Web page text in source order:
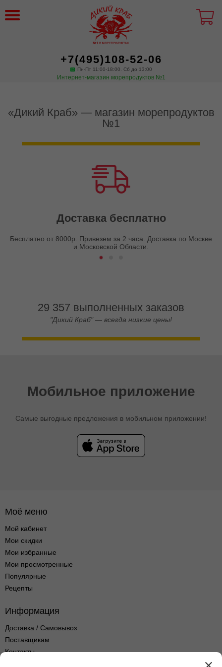
+7(495)108-52-06
Пн-Пт 11:00-18:00. Сб до 13:00
Интернет-магазин морепродуктов №1
«Дикий Краб» — магазин морепродуктов
№1
Доставка бесплатно
Бесплатно от 8000р. Привезем за 2 часа. Доставка по Москве
и Московской Области.
29 357 выполненных заказов
"Дикий Краб" — всегда низкие цены!
Мобильное приложение
Самые выгодные предложения в мобильном приложении!
Моё меню
Мой кабинет
Мои скидки
Мои избранные
Мои просмотренные
Популярные
Рецепты
Информация
Доставка / Самовывоз
Поставщикам
Контакты